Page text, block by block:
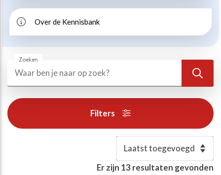
Over de Kennisbank
Zoeken
Zoeken
Filters
Er zijn 13 resultaten gevonden
Esports, gaming en gamification
Alle thema’s